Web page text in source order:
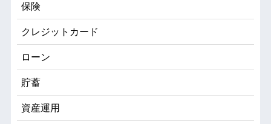
保険
クレジットカード
ローン
貯蓄
資産運用